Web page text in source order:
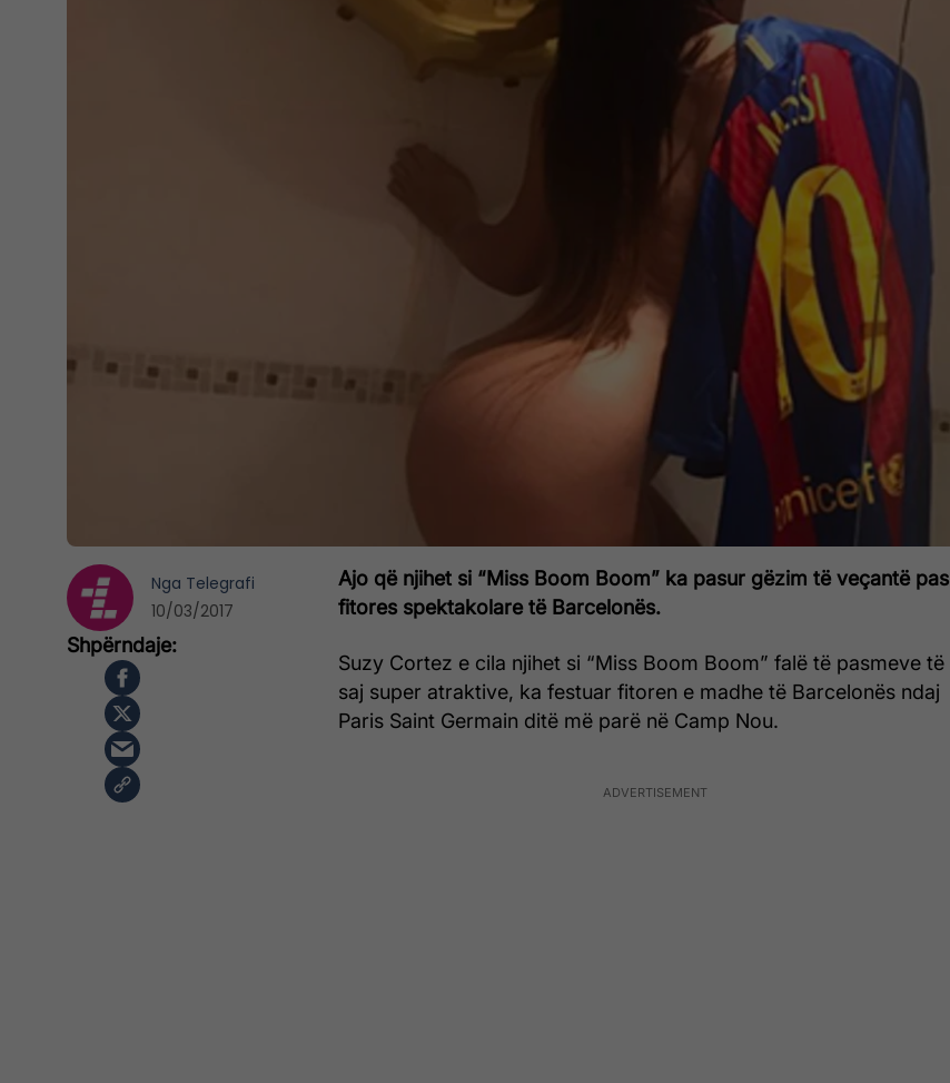
Ajo që njihet si “Miss Boom Boom” ka pasur gëzim të veçantë pas
fitores spektakolare të Barcelonës.
Suzy Cortez e cila njihet si “Miss Boom Boom” falë të pasmeve të
saj super atraktive, ka festuar fitoren e madhe të Barcelonës ndaj
Paris Saint Germain ditë më parë në Camp Nou.
Nga Telegrafi
10/03/2017